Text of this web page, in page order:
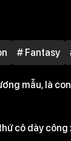
# Fantasy
mẫu, là
cô dày công